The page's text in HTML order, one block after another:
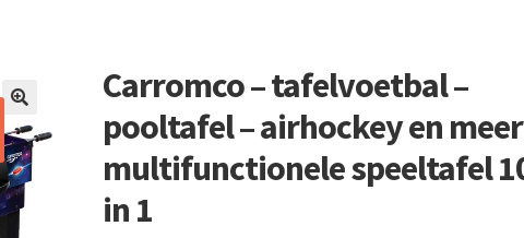
🔍
Carromco – tafelvoetbal –
pooltafel – airhockey en
multifunctionele speeltafel
in 1